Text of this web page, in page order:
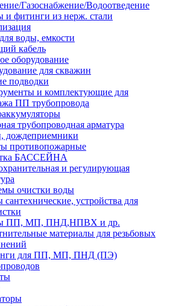
Газоснабжение/Водоотведение
и фитинги из нерж. стали
воды, емкости
кабель
оборудование
для скважин
подводки
и комплектующие для
ПП трубопровода
трубопроводная арматура
дождеприемники
противопожарные
БАССЕЙНА
и регулирующая
очистки воды
сантехнические, устройства для
ПП, МП, ПНД,НПВХ и др.
материалы для резьбовых
для ПП, МП, ПНД (ПЭ)